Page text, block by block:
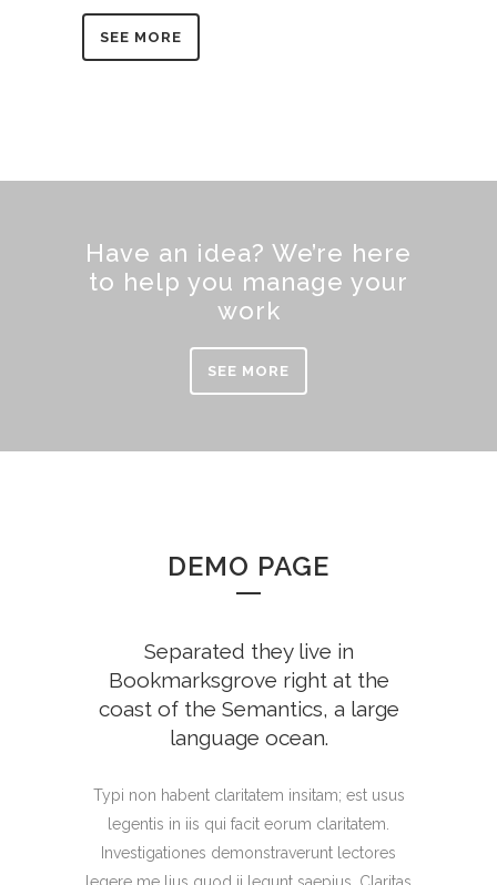
SEE MORE
Have an idea? We’re here
to help you manage your
work
SEE MORE
DEMO PAGE
Separated they live in
Bookmarksgrove right at the
coast of the Semantics, a large
language ocean.
Typi non habent claritatem insitam; est usus
legentis in iis qui facit eorum claritatem.
Investigationes demonstraverunt lectores
legere me lius quod ii legunt saepius. Claritas